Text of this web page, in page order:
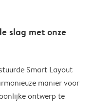
slag met onze
Smart Layout
manier voor
ontwerp te